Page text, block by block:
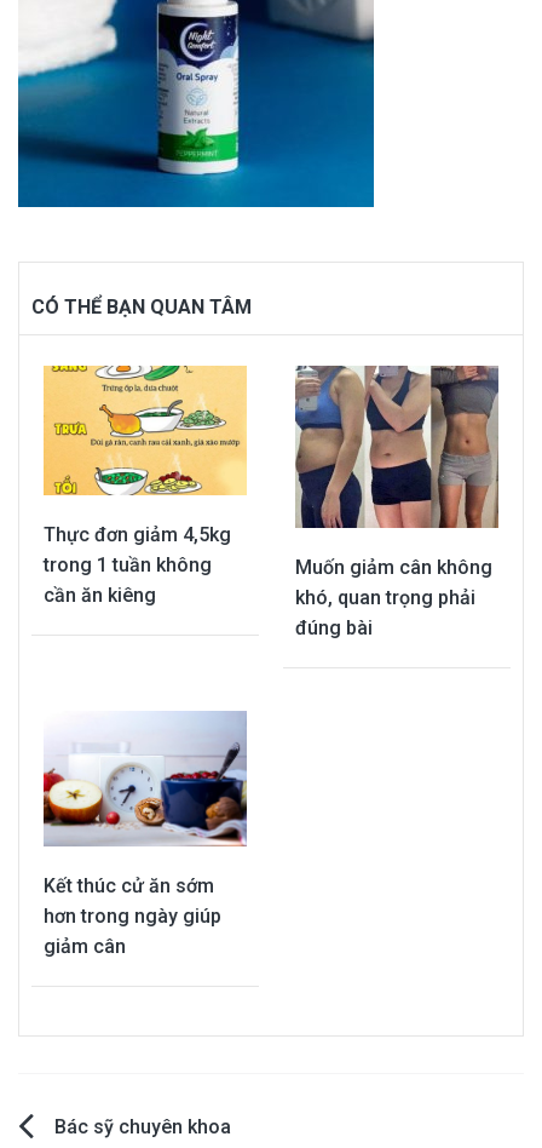
CÓ THỂ BẠN QUAN TÂM
Thực đơn giảm 4,5kg
trong 1 tuần không
cần ăn kiêng
Muốn giảm cân không
khó, quan trọng phải
đúng bài
Kết thúc cử ăn sớm
hơn trong ngày giúp
giảm cân
PostBác sỹ chuyên khoa